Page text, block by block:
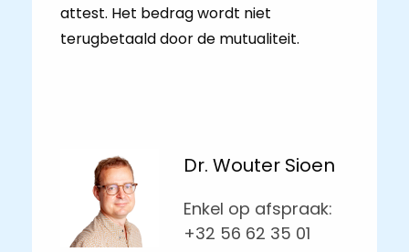
attest. Het bedrag wordt niet
terugbetaald door de mutualiteit.
Dr. Wouter Sioen
Enkel op afspraak:
+32 56 62 35 01